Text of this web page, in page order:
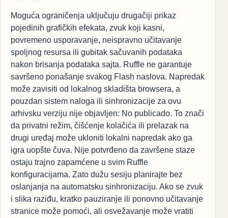
Moguća ograničenja uključuju drugačiji prikaz
pojedinih grafičkih efekata, zvuk koji kasni,
povremeno usporavanje, neispravno učitavanje
spoljnog resursa ili gubitak sačuvanih podataka
nakon brisanja podataka sajta. Ruffle ne garantuje
savršeno ponašanje svakog Flash naslova. Napredak
može zavisiti od lokalnog skladišta browsera, a
pouzdan sistem naloga ili sinhronizacije za ovu
arhivsku verziju nije objavljen: No publicado. To znači
da privatni režim, čišćenje kolačića ili prelazak na
drugi uređaj može ukloniti lokalni napredak ako ga
igra uopšte čuva. Nije potvrđeno da završene staze
ostaju trajno zapamćene u svim Ruffle
konfiguracijama. Zato dužu sesiju planirajte bez
oslanjanja na automatsku sinhronizaciju. Ako se zvuk
i slika raziđu, kratko pauziranje ili ponovno učitavanje
stranice može pomoći, ali osvežavanje može vratiti